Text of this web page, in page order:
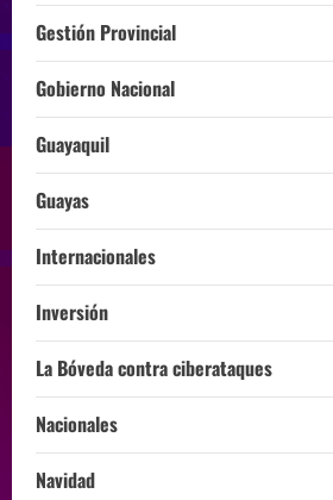
Gestión Provincial
Gobierno Nacional
Guayaquil
Guayas
Internacionales
Inversión
La Bóveda contra ciberataques
Nacionales
Navidad